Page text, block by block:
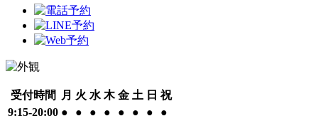
受付時間 月 火 水 木 金 土 日 祝
9:15-20:00 ● ● ● ● ● ● ● ●